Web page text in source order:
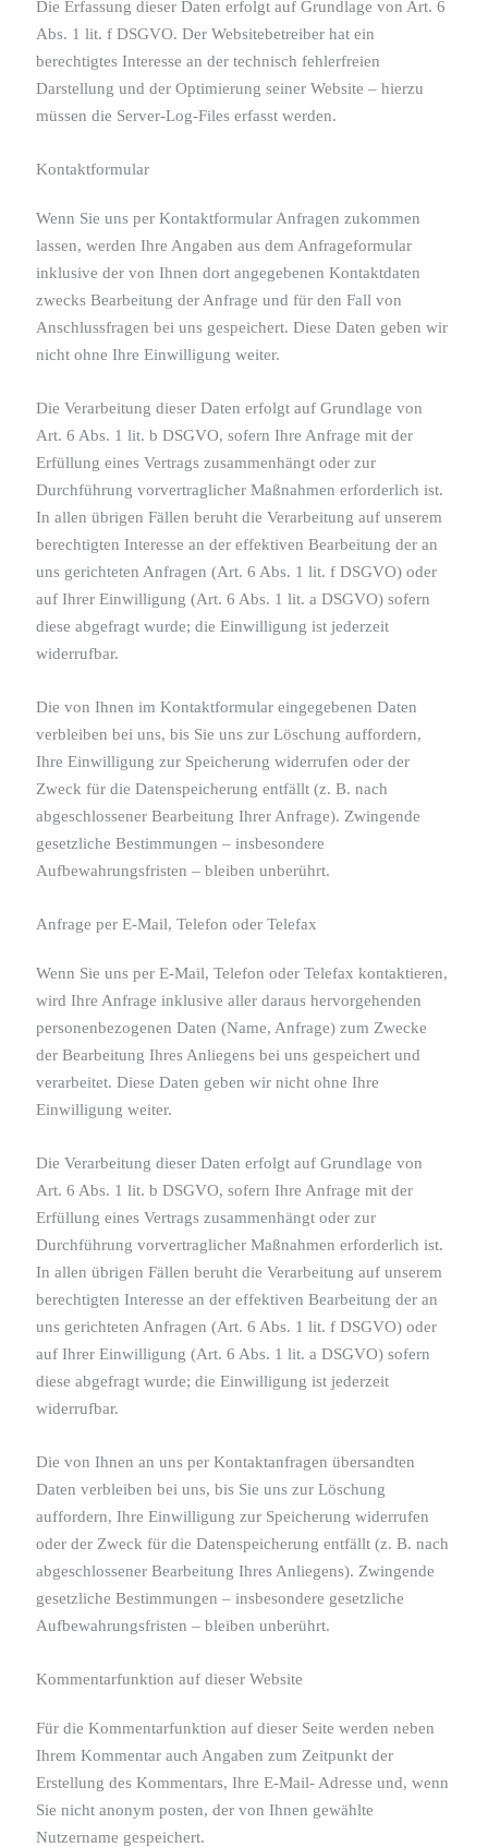
Die Erfassung dieser Daten erfolgt auf Grundlage von Art. 6
Abs. 1 lit. f DSGVO. Der Websitebetreiber hat ein
berechtigtes Interesse an der technisch fehlerfreien
Darstellung und der Optimierung seiner Website – hierzu
müssen die Server-Log-Files erfasst werden.
Kontaktformular
Wenn Sie uns per Kontaktformular Anfragen zukommen
lassen, werden Ihre Angaben aus dem Anfrageformular
inklusive der von Ihnen dort angegebenen Kontaktdaten
zwecks Bearbeitung der Anfrage und für den Fall von
Anschlussfragen bei uns gespeichert. Diese Daten geben wir
nicht ohne Ihre Einwilligung weiter.
Die Verarbeitung dieser Daten erfolgt auf Grundlage von
Art. 6 Abs. 1 lit. b DSGVO, sofern Ihre Anfrage mit der
Erfüllung eines Vertrags zusammenhängt oder zur
Durchführung vorvertraglicher Maßnahmen erforderlich ist.
In allen übrigen Fällen beruht die Verarbeitung auf unserem
berechtigten Interesse an der effektiven Bearbeitung der an
uns gerichteten Anfragen (Art. 6 Abs. 1 lit. f DSGVO) oder
auf Ihrer Einwilligung (Art. 6 Abs. 1 lit. a DSGVO) sofern
diese abgefragt wurde; die Einwilligung ist jederzeit
widerrufbar.
Die von Ihnen im Kontaktformular eingegebenen Daten
verbleiben bei uns, bis Sie uns zur Löschung auffordern,
Ihre Einwilligung zur Speicherung widerrufen oder der
Zweck für die Datenspeicherung entfällt (z. B. nach
abgeschlossener Bearbeitung Ihrer Anfrage). Zwingende
gesetzliche Bestimmungen – insbesondere
Aufbewahrungsfristen – bleiben unberührt.
Anfrage per E-Mail, Telefon oder Telefax
Wenn Sie uns per E-Mail, Telefon oder Telefax kontaktieren,
wird Ihre Anfrage inklusive aller daraus hervorgehenden
personenbezogenen Daten (Name, Anfrage) zum Zwecke
der Bearbeitung Ihres Anliegens bei uns gespeichert und
verarbeitet. Diese Daten geben wir nicht ohne Ihre
Einwilligung weiter.
Die Verarbeitung dieser Daten erfolgt auf Grundlage von
Art. 6 Abs. 1 lit. b DSGVO, sofern Ihre Anfrage mit der
Erfüllung eines Vertrags zusammenhängt oder zur
Durchführung vorvertraglicher Maßnahmen erforderlich ist.
In allen übrigen Fällen beruht die Verarbeitung auf unserem
berechtigten Interesse an der effektiven Bearbeitung der an
uns gerichteten Anfragen (Art. 6 Abs. 1 lit. f DSGVO) oder
auf Ihrer Einwilligung (Art. 6 Abs. 1 lit. a DSGVO) sofern
diese abgefragt wurde; die Einwilligung ist jederzeit
widerrufbar.
Die von Ihnen an uns per Kontaktanfragen übersandten
Daten verbleiben bei uns, bis Sie uns zur Löschung
auffordern, Ihre Einwilligung zur Speicherung widerrufen
oder der Zweck für die Datenspeicherung entfällt (z. B. nach
abgeschlossener Bearbeitung Ihres Anliegens). Zwingende
gesetzliche Bestimmungen – insbesondere gesetzliche
Aufbewahrungsfristen – bleiben unberührt.
Kommentar­funktion auf dieser Website
Für die Kommentarfunktion auf dieser Seite werden neben
Ihrem Kommentar auch Angaben zum Zeitpunkt der
Erstellung des Kommentars, Ihre E-Mail- Adresse und, wenn
Sie nicht anonym posten, der von Ihnen gewählte
Nutzername gespeichert.